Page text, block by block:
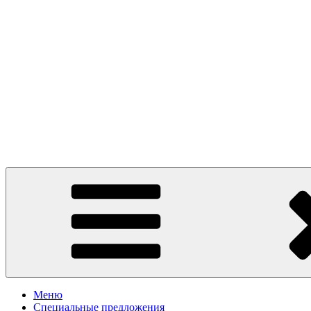
Presto Pizza Klin
маленькая Италия в Клину
Меню
Специальные предложения